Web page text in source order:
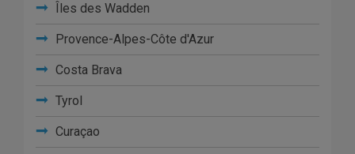
Îles des Wadden
Provence-Alpes-Côte d'Azur
Costa Brava
Tyrol
Curaçao